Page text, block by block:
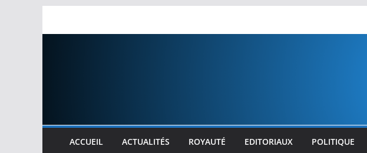
ACCUEIL ACTUALITÉS ROYAUTÉ EDITORIAUX POLITIQUE